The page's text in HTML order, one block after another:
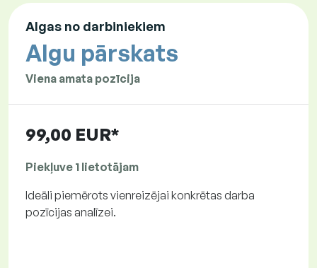
Algas no darbiniekiem
Algu pārskats
Viena amata pozīcija
99,00 EUR*
Piekļuve 1 lietotājam
Ideāli piemērots vienreizējai konkrētas darba
pozīcijas analīzei.